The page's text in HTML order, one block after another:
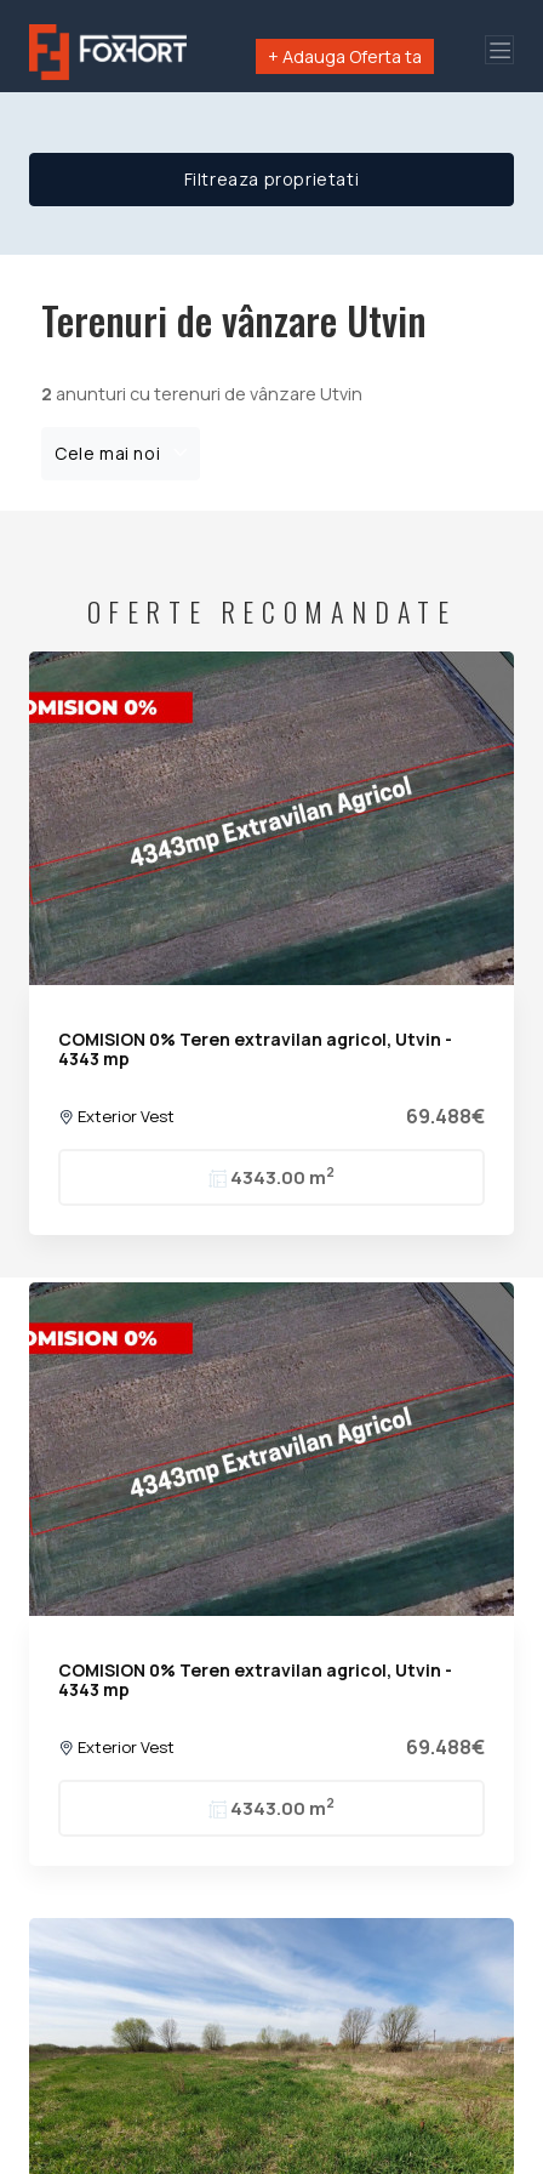
+ Adauga Oferta ta
Filtreaza proprietati
Terenuri de vânzare Utvin
2 anunturi cu terenuri de vânzare Utvin
Cele mai noi
OFERTE RECOMANDATE
COMISION 0% Teren extravilan agricol, Utvin -
4343 mp
Exterior Vest 69.488€
4343.00 m2
COMISION 0% Teren extravilan agricol, Utvin -
4343 mp
Exterior Vest 69.488€
4343.00 m2